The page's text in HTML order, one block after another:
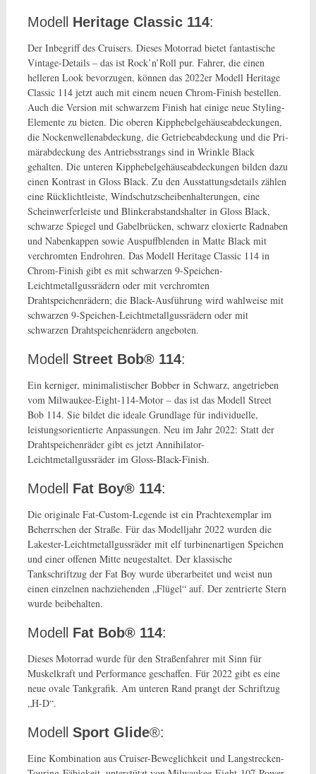
Modell Heritage Classic 114:
Der Inbegriff des Cruisers. Dieses Motorrad bietet fantastische
Vin­tage-Details – das ist Rock’n’Roll pur. Fahrer, die einen
helleren Look bevorzugen, können das 2022er Modell Heritage
Classic 114 jetzt auch mit einem neuen Chrom-Finish bestellen.
Auch die Version mit schwarzem Finish hat einige neue Styling-
Elemente zu bieten. Die oberen Kipp­hebelgehäuseabdeckungen,
die Nockenwellenabdeckung, die Getriebeabdeckung und die Pri­
märabdeckung des Antriebsstrangs sind in Wrinkle Black
gehalten. Die unteren Kipphebelgehäu­seabdeckungen bilden dazu
einen Kontrast in Gloss Black. Zu den Ausstattungsdetails zählen
eine Rücklichtleiste, Windschutzscheibenhalterungen, eine
Scheinwerferleiste und Blinkerabstandshalter in Gloss Black,
schwarze Spiegel und Gabelbrücken, schwarz eloxierte Radnaben
und Nabenkappen sowie Auspuffblenden in Matte Black mit
verchromten Endrohren. Das Modell Heritage Classic 114 in
Chrom-Finish gibt es mit schwarzen 9-Speichen-
Leichtmetallgussrädern oder mit verchromten
Drahtspeichenrädern; die Black-Ausführung wird wahlweise mit
schwarzen 9-Speichen-Leichtmetallgussrädern oder mit
schwarzen Drahtspeichenrädern angeboten.
Modell Street Bob® 114:
Ein kerniger, minimalistischer Bobber in Schwarz, angetrieben
vom Mil­waukee-Eight-114-Motor – das ist das Modell Street
Bob 114. Sie bildet die ideale Grundlage für individuelle,
leistungsorientierte Anpassungen. Neu im Jahr 2022: Statt der
Drahtspeichenräder gibt es jetzt Annihilator-
Leichtmetallgussräder im Gloss-Black-Finish.
Modell Fat Boy® 114:
Die originale Fat-Custom-Legende ist ein Prachtexemplar im
Beherrschen der Straße. Für das Modelljahr 2022 wurden die
Lakester-Leichtmetallgussräder mit elf turbi­nenartigen Speichen
und einer offenen Mitte neugestaltet. Der klassische
Tankschriftzug der Fat Boy wurde überarbeitet und weist nun
einen einzelnen nachziehenden „Flügel“ auf. Der zentrierte Stern
wurde beibehalten.
Modell Fat Bob® 114:
Dieses Motorrad wurde für den Straßenfahrer mit Sinn für
Muskelkraft und Performance geschaffen. Für 2022 gibt es eine
neue ovale Tankgrafik. Am unteren Rand prangt der Schriftzug
„H-D“.
Modell Sport Glide®:
Eine Kombination aus Cruiser-Beweglichkeit und Langstrecken-